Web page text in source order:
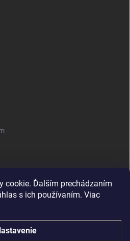
cookie. Ďalším prechádzaním
s ich používaním. Viac
@HUMACNativ